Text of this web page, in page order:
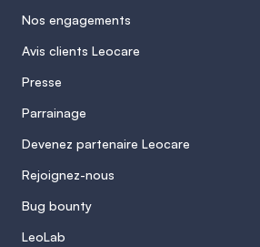
réellement adaptée au
des dépenses d’assurance.
Nos engagements
Avis clients Leocare
Presse
Parrainage
Devenez partenaire Leocare
Rejoignez-nous
Bug bounty
LeoLab